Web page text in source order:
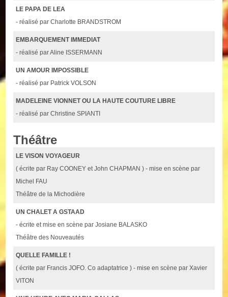
LE PAPA DE LEA
- réalisé par Charlotte BRANDSTROM
EMBARQUEMENT IMMEDIAT
- réalisé par Aline ISSERMANN
UN AMOUR IMPOSSIBLE
- réalisé par Patrick VOLSON
MADELEINE VIONNET OU LA HAUTE COUTURE LIBRE
- réalisé par Christine SPIANTI
Théâtre
LE VISON VOYAGEUR
( écrite par Ray COONEY et John CHAPMAN ) - mise en scène par
Michel FAU
Théâtre de la Michodière
UN CHALET A GSTAAD
- écrite et mise en scène par Josiane BALASKO
Théâtre des Nouveautés
QUELLE FAMILLE !
( écrite par Francis JOFO. Co adaptatrice ) - mise en scène par Xavier
VITON